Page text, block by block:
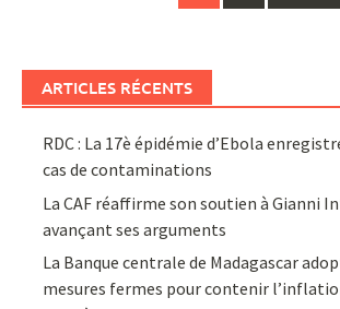
ARTICLES RÉCENTS
RDC : La 17è épidémie d’Ebola
cas de contaminations
La CAF réaffirme son soutien à Gianni
avançant ses arguments
La Banque centrale de Madagascar
mesures fermes pour contenir